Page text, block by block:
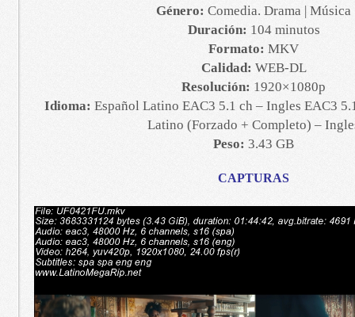
Género: Comedia. Drama | Música
Duración: 104 minutos
Formato: MKV
Calidad: WEB-DL
Resolución: 1920×1080p
Idioma: Español Latino EAC3 5.1 ch – Ingles EAC3
Latino (Forzado + Completo) –
Peso: 3.43 GB
CAPTURAS